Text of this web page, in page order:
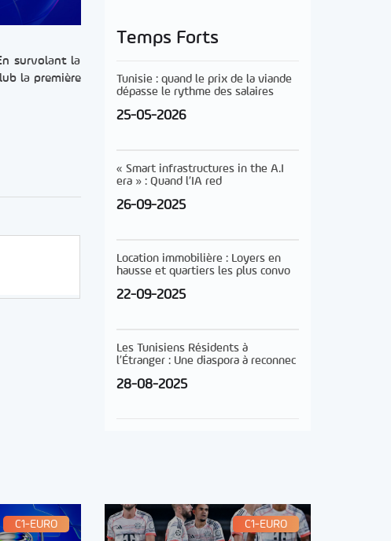
survolant la
la première
Temps Forts
Tunisie : quand le prix de la viande
dépasse le rythme des salaires
25-05-2026
« Smart infrastructures in the A.I
era » : Quand l’IA red
26-09-2025
Location immobilière : Loyers en
hausse et quartiers les plus convo
22-09-2025
Les Tunisiens Résidents à
l’Étranger : Une diaspora à reconnec
28-08-2025
C1-EURO C1-EURO